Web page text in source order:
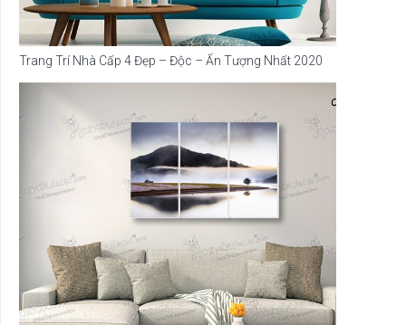
Trang Trí Nhà Cấp 4 Đẹp – Độc – Ấn Tượng Nhất 2020